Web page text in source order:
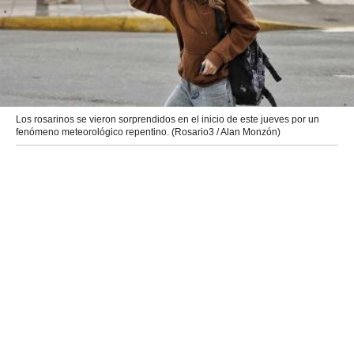
Los rosarinos se vieron sorprendidos en el inicio de este jueves por un
fenómeno meteorológico repentino. (Rosario3 / Alan Monzón)